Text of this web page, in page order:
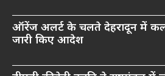
ऑरेंज अलर्ट के चलते देहरादून में
जारी किए आदेश